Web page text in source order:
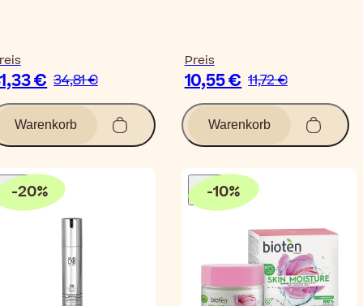
€ 34,81 €
Warenkorb
Preis
10,55 € 11,72 €
Warenkorb
-20% -10%